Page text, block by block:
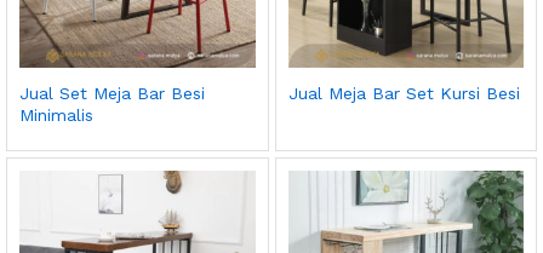
Jual Set Meja Bar Besi
Minimalis
Jual Meja Bar Set Kursi Besi